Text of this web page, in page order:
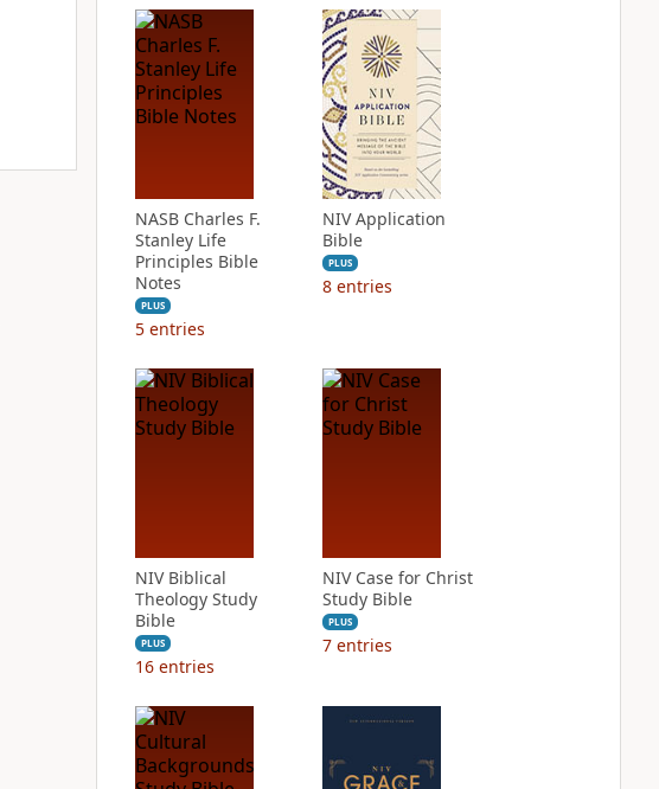
NASB Charles F.
Stanley Life
Principles Bible
Notes
PLUS
5 entries
NIV Application
Bible
PLUS
8 entries
NIV Biblical
Theology Study
Bible
PLUS
16 entries
NIV Case for Christ
Study Bible
PLUS
7 entries